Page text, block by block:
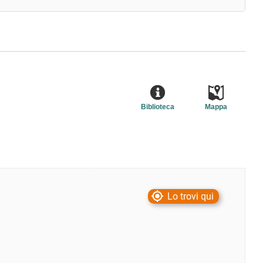
Mappa
Biblioteca
Lo trovi qui